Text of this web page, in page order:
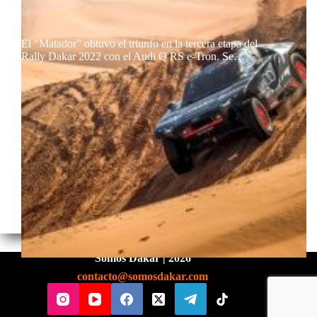
enero 4, 2022
El “Matador” obtuvo el triunfo en la tercera etapa del
Rally Dakar 2022 con el Audi Q RS e-Tron. Se…
Somos Dakar | 2026
contacto@somosdakar.com